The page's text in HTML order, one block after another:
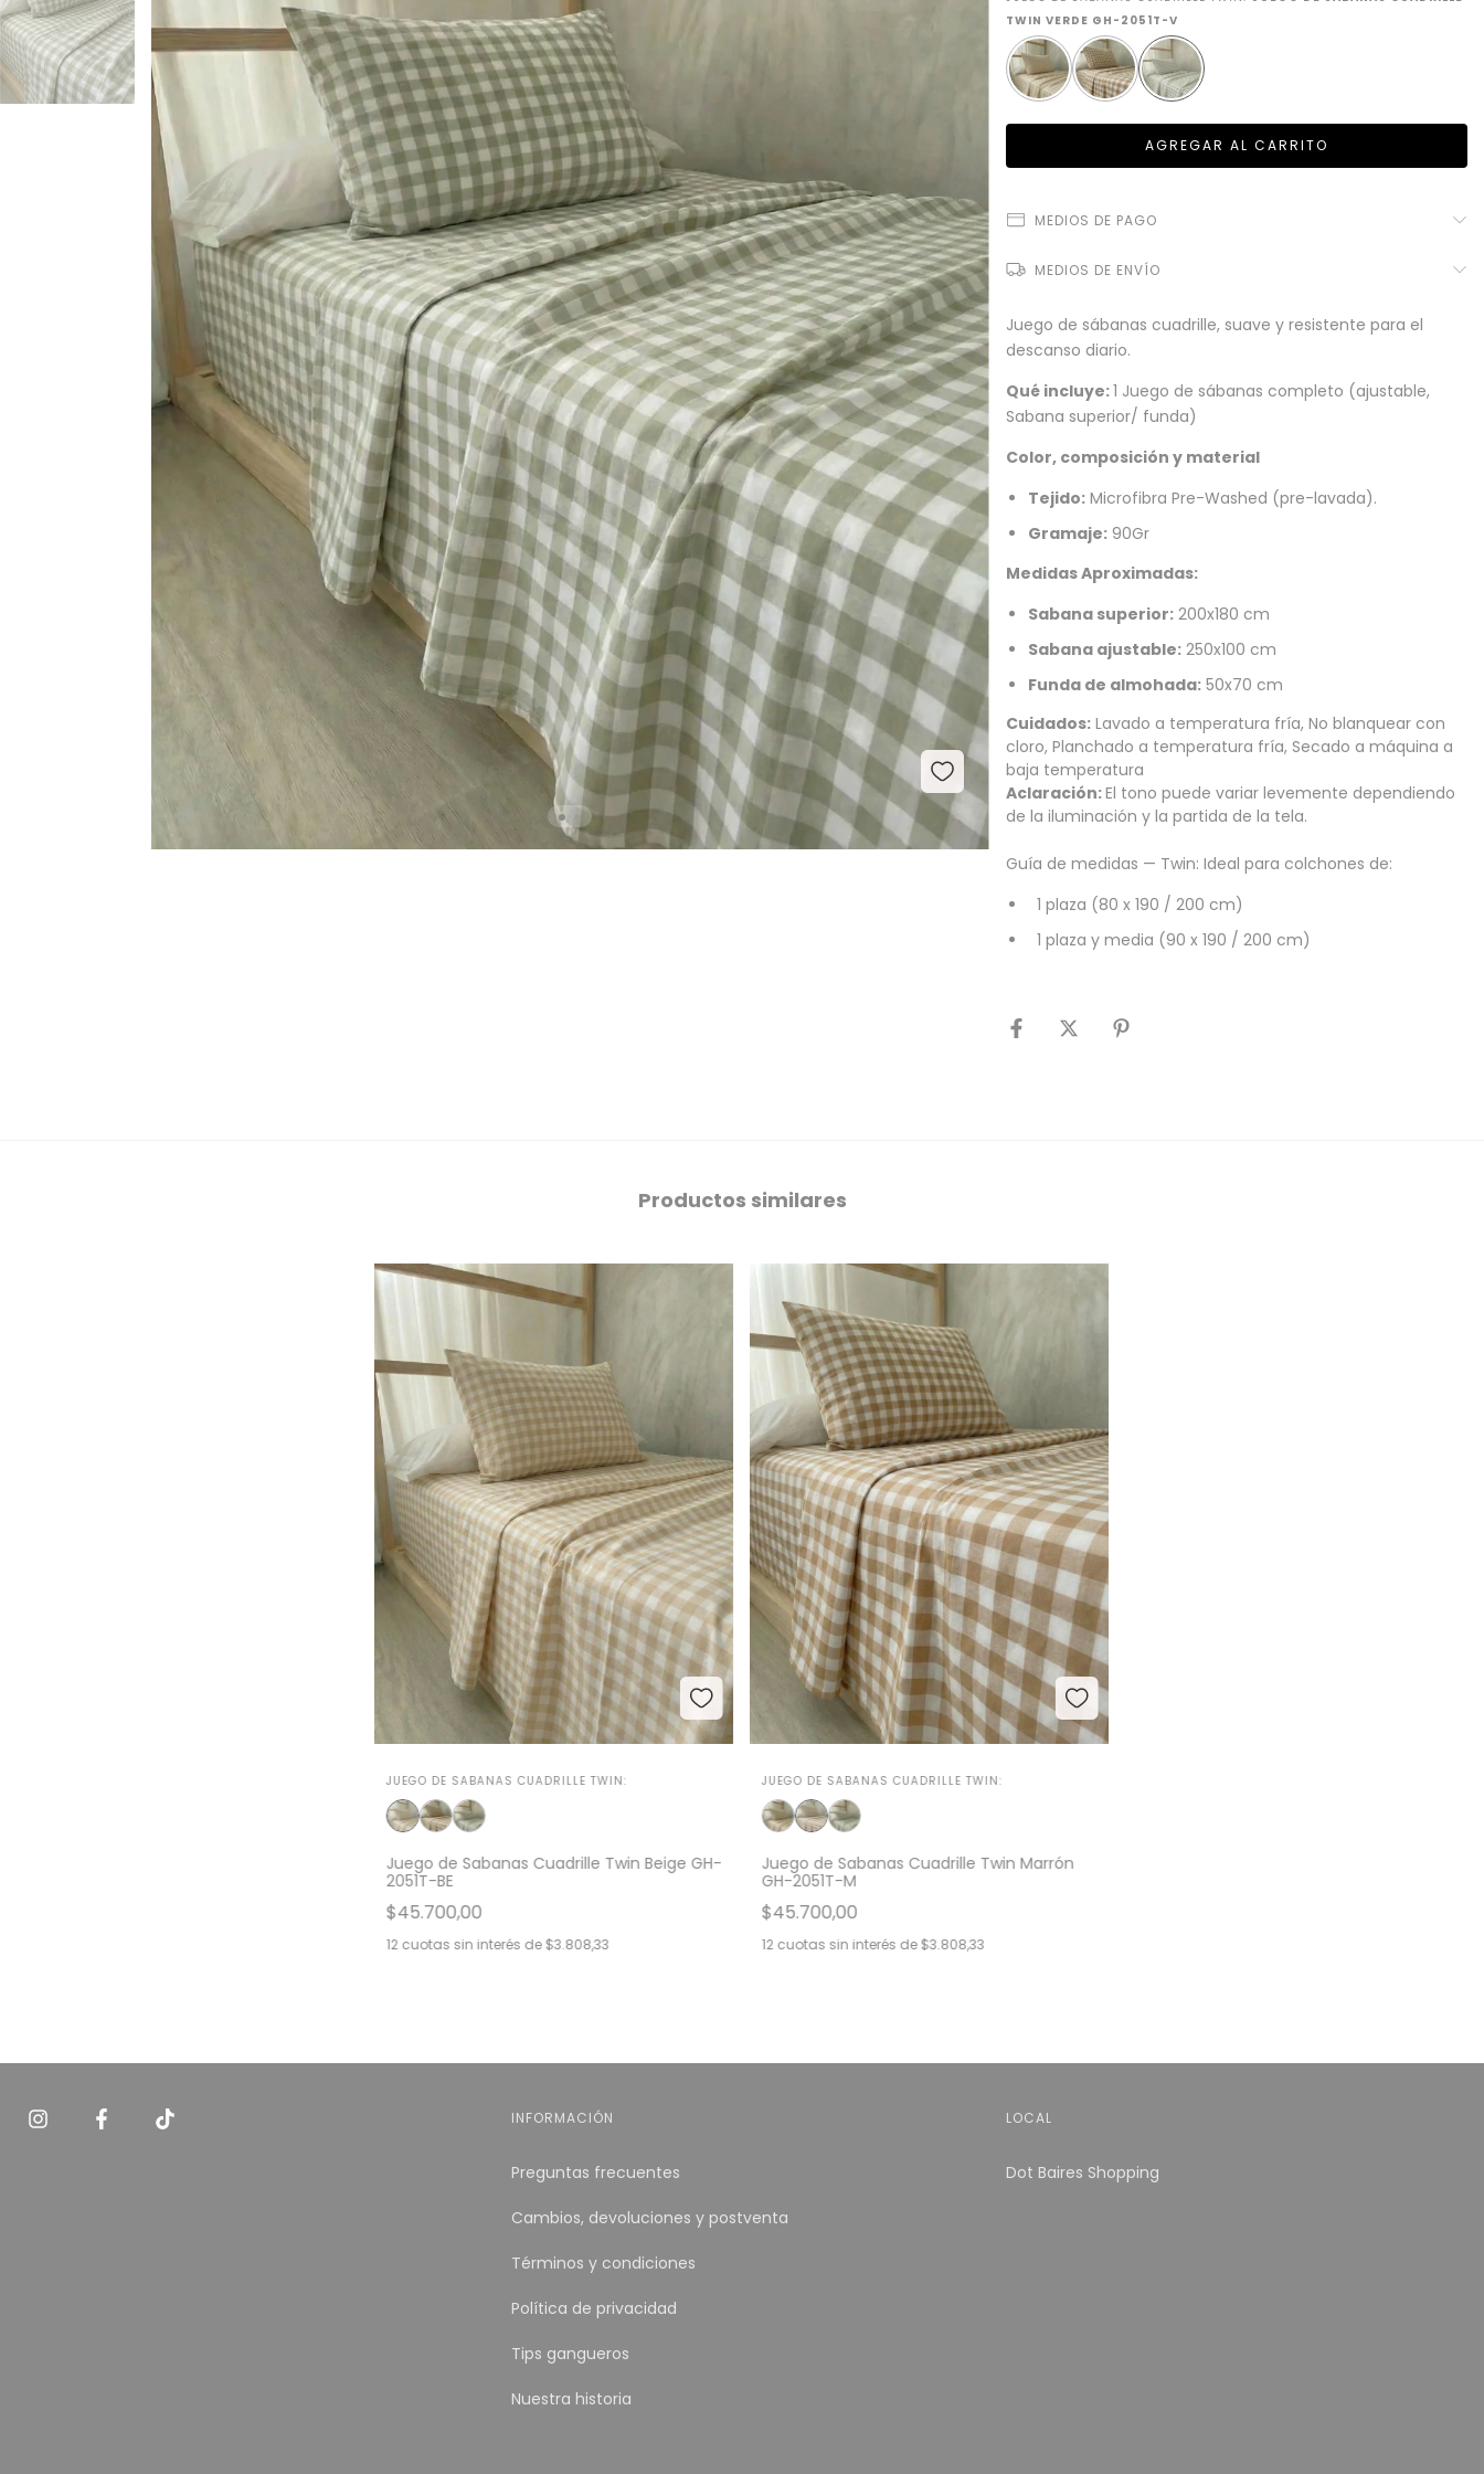
TWIN VERDE GH-2051T-V
MEDIOS DE PAGO
MEDIOS DE ENVÍO
Juego de sábanas cuadrille, suave y resistente para el
descanso diario.
Qué incluye:1 Juego de sábanas completo (ajustable,
Sabana superior/ funda)
Color, composición y material
Tejido: Microfibra Pre-Washed (pre-lavada).
Gramaje: 90Gr
Medidas Aproximadas:
Sabana superior: 200x180 cm
Sabana ajustable: 250x100 cm
Funda de almohada: 50x70 cm
Cuidados: Lavado a temperatura fría, No blanquear con
cloro, Planchado a temperatura fría, Secado a máquina a
baja temperatura
Aclaración:El tono puede variar levemente dependiendo
de la iluminación y la partida de la tela.
Guía de medidas — Twin: Ideal para colchones de:
1 plaza (80 x 190 / 200 cm)
1 plaza y media (90 x 190 / 200 cm)
Productos similares
JUEGO DE SABANAS CUADRILLE TWIN:
Juego de Sabanas Cuadrille Twin Beige GH-
2051T-BE
$45.700,00
12 cuotas sin interés de$3.808,33
JUEGO DE SABANAS CUADRILLE TWIN:
Juego de Sabanas Cuadrille Twin Marrón
GH-2051T-M
$45.700,00
12 cuotas sin interés de$3.808,33
INFORMACIÓN
Preguntas frecuentes
Cambios, devoluciones y postventa
Términos y condiciones
Política de privacidad
Tips gangueros
Nuestra historia
LOCAL
Dot Baires Shopping